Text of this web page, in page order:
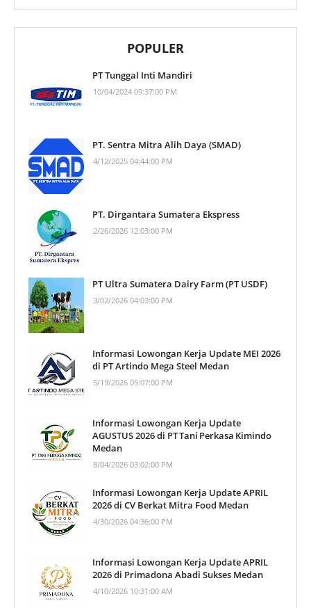
POPULER
PT Tunggal Inti Mandiri
10/04/2024 09:37:00 PM
PT. Sentra Mitra Alih Daya (SMAD)
4/12/2025 04:44:00 PM
PT. Dirgantara Sumatera Ekspress
2/26/2026 12:03:00 PM
PT Ultra Sumatera Dairy Farm (PT USDF)
3/02/2026 04:03:00 PM
Informasi Lowongan Kerja Update MEI 2026
di PT Artindo Mega Steel Medan
5/19/2026 05:07:00 PM
Informasi Lowongan Kerja Update
AGUSTUS 2026 di PT Tani Perkasa Kimindo
Medan
8/04/2026 03:02:00 PM
Informasi Lowongan Kerja Update APRIL
2026 di CV Berkat Mitra Food Medan
4/30/2026 04:36:00 PM
Informasi Lowongan Kerja Update APRIL
2026 di Primadona Abadi Sukses Medan
4/10/2026 10:31:00 AM